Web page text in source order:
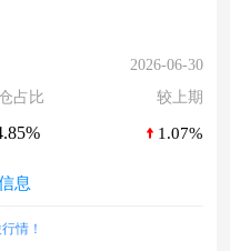
2026-06-30
占比 较上期
1.07%
息
情！